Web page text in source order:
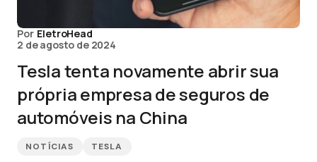
Por EletroHead
2 de agosto de 2024
Tesla tenta novamente abrir sua
própria empresa de seguros de
automóveis na China
NOTÍCIAS TESLA